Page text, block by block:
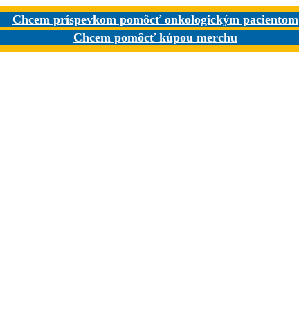
Chcem príspevkom pomôcť onkologickým pacientom
Chcem pomôcť kúpou merchu